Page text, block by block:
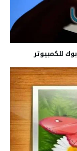
للكمبيوتر